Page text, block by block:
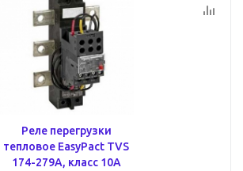
Реле перегрузки
тепловое EasyPact TVS
174-279А, класс 10A